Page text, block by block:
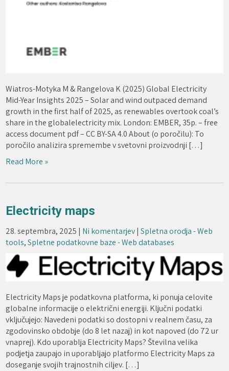
Wiatros-Motyka M & Rangelova K (2025) Global Electricity
Mid-Year Insights 2025 – Solar and wind outpaced demand
growth in the first half of 2025, as renewables overtook coal’s
share in the globalelectricity mix. London: EMBER, 35p. – free
access document pdf – CC BY-SA 4.0 About (o poročilu): To
poročilo analizira spremembe v svetovni proizvodnji […]
Read More »
Electricity maps
28. septembra, 2025 | Ni komentarjev|Spletna orodja - Web
tools,Spletne podatkovne baze - Web databases
Electricity Maps je podatkovna platforma, ki ponuja celovite
globalne informacije o električni energiji. Ključni podatki
vključujejo: Navedeni podatki so dostopni v realnem času, za
zgodovinsko obdobje (do 8 let nazaj) in kot napoved (do 72 ur
vnaprej). Kdo uporablja Electricity Maps? Številna velika
podjetja zaupajo in uporabljajo platformo Electricity Maps za
doseganje svojih trajnostnih ciljev. […]